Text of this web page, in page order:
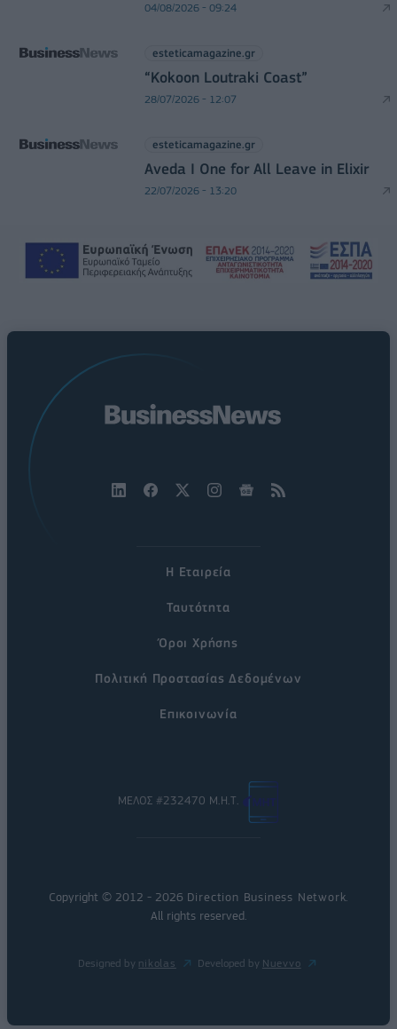
04/08/2026 - 09:24
esteticamagazine.gr
“Kokoon Loutraki Coast”
28/07/2026 - 12:07
esteticamagazine.gr
Aveda I One for All Leave in Elixir
22/07/2026 - 13:20
Η Εταιρεία
Ταυτότητα
Όροι Χρήσης
Πολιτική Προστασίας Δεδομένων
Επικοινωνία
ΜΕΛΟΣ #232470 Μ.Η.Τ.
Copyright © 2012 - 2026 Direction Business Network
All rights reserved.
Designed by nikolas Developed by Nuevvo